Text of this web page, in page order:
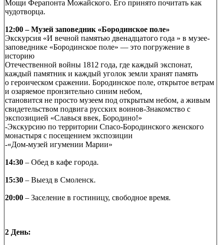
Мощи Ферапонта Можайского. Его принято почитать как
чудотворца.
12:00 –Музей заповедник «Бородинское поле»
Экскурсия «И вечной памятью двенадцатого года » в музее-
заповеднике «Бородинское поле» — это погружение в
историю
Отечественной войны 1812 года, где каждый экспонат,
каждый памятник и каждый уголок земли хранят память
о героическом сражении. Бородинское поле, открытое ветрам
и озаряемое пронзительно синим небом,
становится не просто музеем под открытым небом, а живым
свидетельством подвига русских воинов-Знакомство с
экспозицией «Славься ввек, Бородино!»
-Экскурсию по территории Спасо-Бородинского женского
монастыря с посещением экспозиции
-«Дом-музей игумении Марии»
14:30 – Обед в кафе города.
15:30 – Выезд в Смоленск.
20:00 – Заселение в гостиницу, свободное время.
2 День: